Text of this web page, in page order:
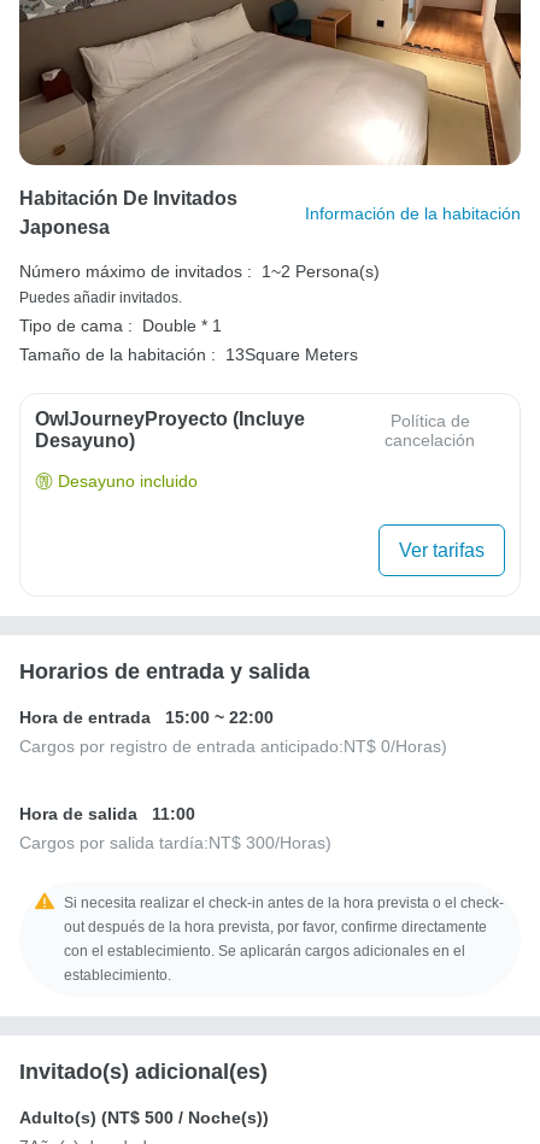
Habitación De Invitados
Japonesa
Información de la habitación
Número máximo de invitados : 1~2 Persona(s)
Puedes añadir invitados.
Tipo de cama :
Double * 1
Tamaño de la habitación :
13Square Meters
OwlJourneyProyecto (Incluye
Desayuno)
Política de
cancelación
Desayuno incluido
Ver tarifas
Horarios de entrada y salida
Hora de entrada 15:00 ~ 22:00
Cargos por registro de entrada anticipado:NT$ 0/Horas)
Hora de salida
11:00
Cargos por salida tardía:NT$ 300/Horas)
Si necesita realizar el check-in antes de la hora prevista o el check-
out después de la hora prevista, por favor, confirme directamente
con el establecimiento. Se aplicarán cargos adicionales en el
establecimiento.
Invitado(s) adicional(es)
Adulto(s) (NT$ 500 / Noche(s))